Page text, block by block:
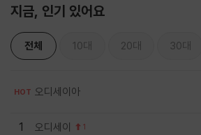
지금, 인기 있어요
전체 10대 20대 30대
HOT 오디세이아
1 오디세이 1